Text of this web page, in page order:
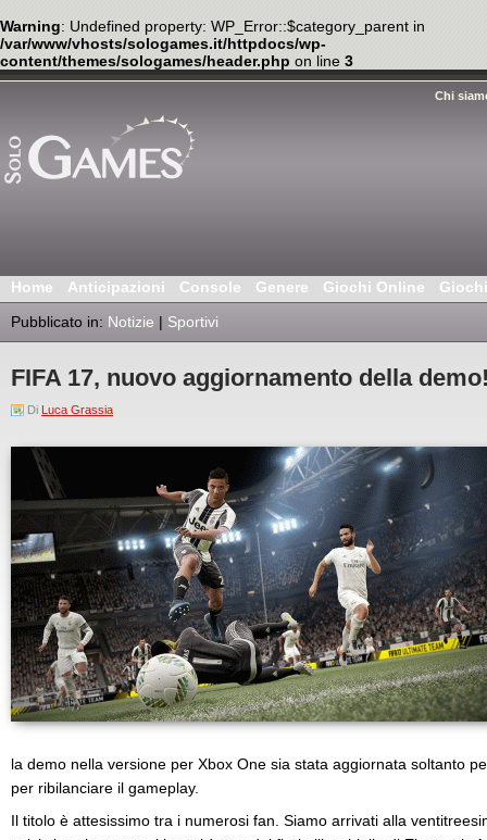
Warning: Undefined property: WP_Error::$category_parent in
/var/www/vhosts/sologames.it/httpdocs/wp-
content/themes/sologames/header.php on line 3
Chi
Home Anticipazioni Console Genere Giochi Online
Pubblicato in: Notizie | Sportivi
FIFA 17, nuovo aggiornamento della
Di Luca Grassia
la demo nella versione per Xbox One sia stata aggiornata soltanto
per ribilanciare il gameplay.
Il titolo è attesissimo tra i numerosi fan. Siamo arrivati alla